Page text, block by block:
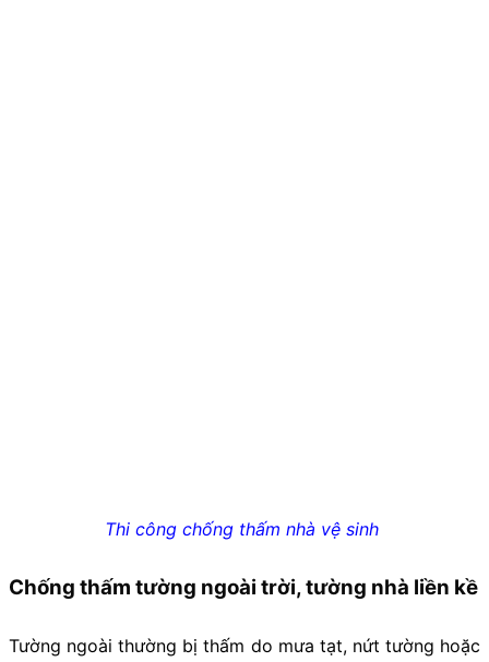
Thi công chống thấm nhà vệ sinh
Chống thấm tường ngoài trời, tường nhà liền kề
Tường ngoài thường bị thấm do mưa tạt, nứt tường hoặc